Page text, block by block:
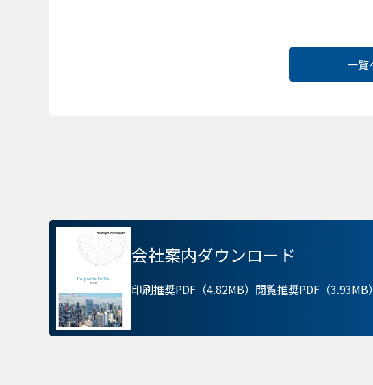
一覧
会社案内ダウンロード
印刷推奨PDF（4.82MB） 閲覧推奨PDF（3.93MB）